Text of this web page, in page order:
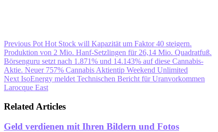
Previous Pot Hot Stock will Kapazität um Faktor 40 steigern.
Produktion von 2 Mio. Hanf-Setzlingen für 26,14 Mio. Quadratfuß.
Börsenguru setzt nach 1.871% und 14.143% auf diese Cannabis-
Aktie. Neuer 757% Cannabis Aktientip Weekend Unlimited
Next IsoEnergy meldet Technischen Bericht für Uranvorkommen
Larocque East
Related Articles
Geld verdienen mit Ihren Bildern und Fotos